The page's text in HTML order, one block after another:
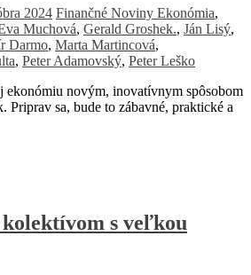
2024 Finančné Noviny Ekonómia,
Muchová, Gerald Groshek., Ján Lisý,
Darmo, Marta Martincová,
, Peter Adamovský, Peter Leško
novým, inovatívnym spôsobom
sa, bude to zábavné, praktické a
s veľkou